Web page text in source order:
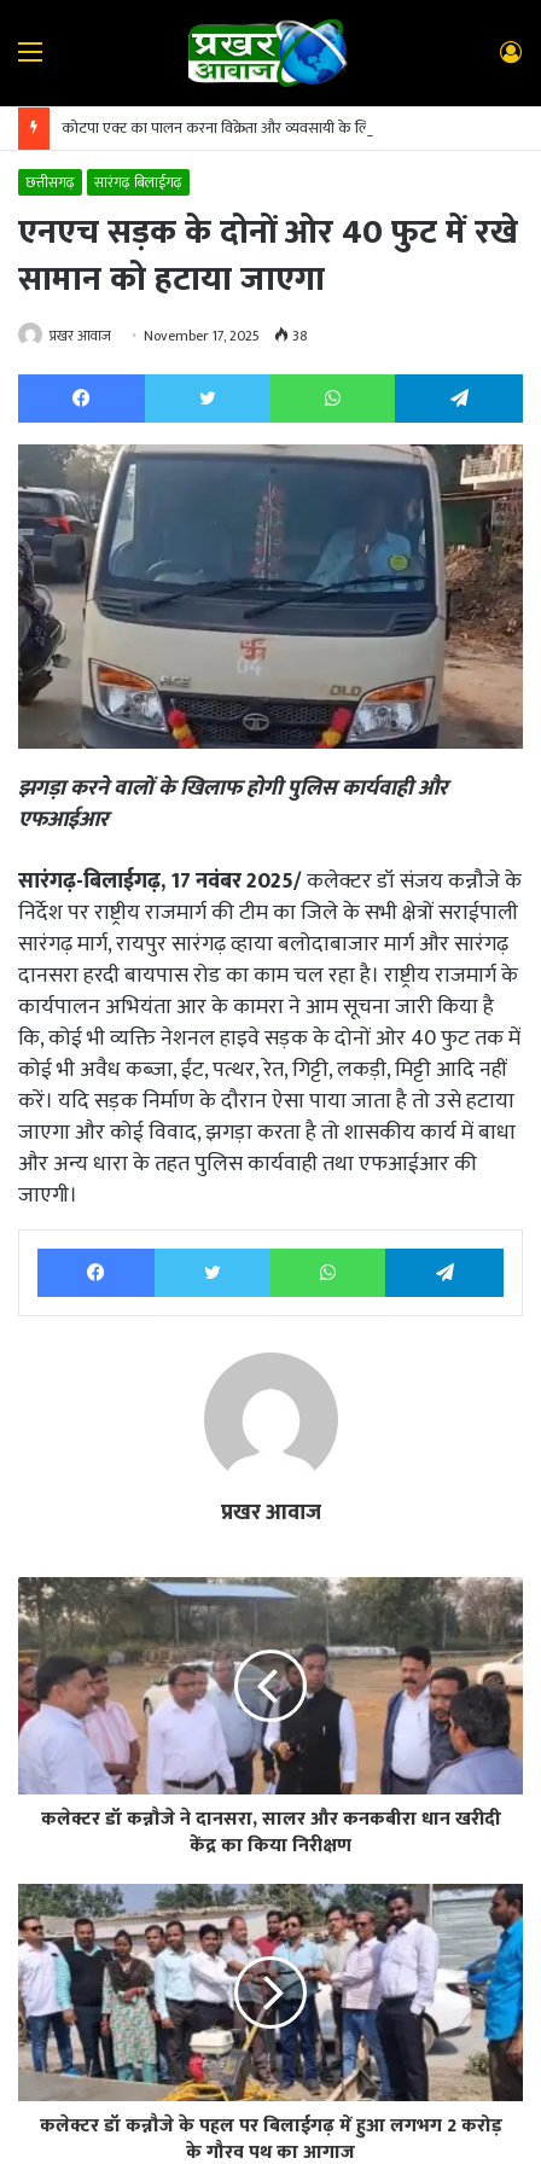
Menu
कोटपा एक्ट का पालन करना विक्रेता और व्यवसायी के लिए अनिवार्य
छत्तीसगढ़ सारंगढ़ बिलाईगढ़
एनएच सड़क के दोनों ओर 40 फुट में रखे
सामान को हटाया जाएगा
प्रखर आवाज November 17, 2025 38
Facebook Twitter WhatsApp
झगड़ा करने वालों के खिलाफ होगी पुलिस कार्यवाही और
एफआईआर
सारंगढ़-बिलाईगढ़, 17 नवंबर 2025/कलेक्टर डॉ संजय कन्नौजे के
निर्देश पर राष्ट्रीय राजमार्ग की टीम का जिले के सभी क्षेत्रों सराईपाली
सारंगढ़ मार्ग, रायपुर सारंगढ़ व्हाया बलोदाबाजार मार्ग और सारंगढ़
दानसरा हरदी बायपास रोड का काम चल रहा है। राष्ट्रीय राजमार्ग के
कार्यपालन अभियंता आर के कामरा ने आम सूचना जारी किया है
कि, कोई भी व्यक्ति नेशनल हाइवे सड़क के दोनों ओर 40 फुट तक में
कोई भी अवैध कब्ज़ा, ईंट, पत्थर, रेत, गिट्टी, लकड़ी, मिट्टी आदि नहीं
करें। यदि सड़क निर्माण के दौरान ऐसा पाया जाता है तो उसे हटाया
जाएगा और कोई विवाद, झगड़ा करता है तो शासकीय कार्य में बाधा
और अन्य धारा के तहत पुलिस कार्यवाही तथा एफआईआर की
जाएगी।
Facebook Twitter WhatsApp
प्रखर आवाज
कलेक्टर डॉ कन्नौजे ने दानसरा, सालर और कनकबीरा धान खरीदी
केंद्र का किया निरीक्षण
कलेक्टर डॉ कन्नौजे के पहल पर बिलाईगढ़ में हुआ लगभग 2 करोड़
के गौरव पथ का आगाज